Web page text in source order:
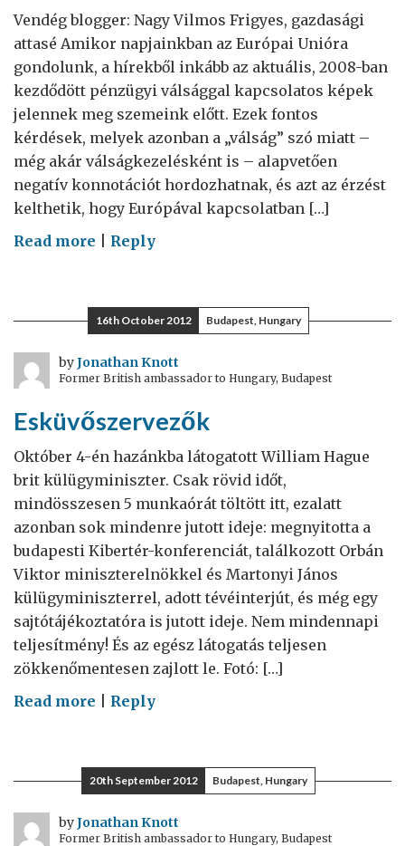
Vendég blogger: Nagy Vilmos Frigyes, gazdasági
attasé Amikor napjainkban az Európai Unióra
gondolunk, a hírekből inkább az aktuális, 2008-ban
kezdődött pénzügyi válsággal kapcsolatos képek
jelennek meg szemeink előtt. Ezek fontos
kérdések, melyek azonban a „válság” szó miatt –
még akár válságkezelésként is – alapvetően
negatív konnotációt hordozhatnak, és azt az érzést
kelthetik, hogy Európával kapcsolatban […]
Read more on
Piac
és
Magyarország
Reply
16th October 2012 Budapest, Hungary
byJonathan Knott
Former British ambassador to Hungary, Budapest
Esküvőszervezők
Október 4-én hazánkba látogatott William Hague
brit külügyminiszter. Csak rövid időt,
mindösszesen 5 munkaórát töltött itt, ezalatt
azonban sok mindenre jutott ideje: megnyitotta a
budapesti Kibertér-konferenciát, találkozott Orbán
Viktor miniszterelnökkel és Martonyi János
külügyminiszterrel, adott tévéinterjút, és még egy
sajtótájékoztatóra is jutott ideje. Nem mindennapi
teljesítmény! És az egész látogatás teljesen
zökkenőmentesen zajlott le. Fotó: […]
Read more onReply
20th September 2012 Budapest, Hungary
byJonathan Knott
Former British ambassador to Hungary, Budapest